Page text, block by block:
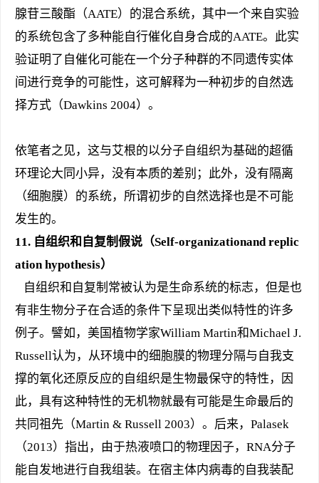
腺苷三酸酯（AATE）的混合系统，其中一个来自实验
的系统包含了多种能自行催化自身合成的AATE。此实
验证明了自催化可能在一个分子种群的不同遗传实体
间进行竞争的可能性，这可解释为一种初步的自然选
择方式（Dawkins 2004）。
依笔者之见，这与艾根的以分子自组织为基础的超循
环理论大同小异，没有本质的差别；此外，没有隔离
（细胞膜）的系统，所谓初步的自然选择也是不可能
发生的。
11. 自组织和自复制假说（Self-organizationand replic
ation hypothesis）
自组织和自复制常被认为是生命系统的标志，但是也
有非生物分子在合适的条件下呈现出类似特性的许多
例子。譬如，美国植物学家William Martin和Michael J.
Russell认为，从环境中的细胞膜的物理分隔与自我支
撑的氧化还原反应的自组织是生物最保守的特性，因
此，具有这种特性的无机物就最有可能是生命最后的
共同祖先（Martin & Russell 2003）。后来，Palasek
（2013）指出，由于热液喷口的物理因子，RNA分子
能自发地进行自我组装。在宿主体内病毒的自我装配